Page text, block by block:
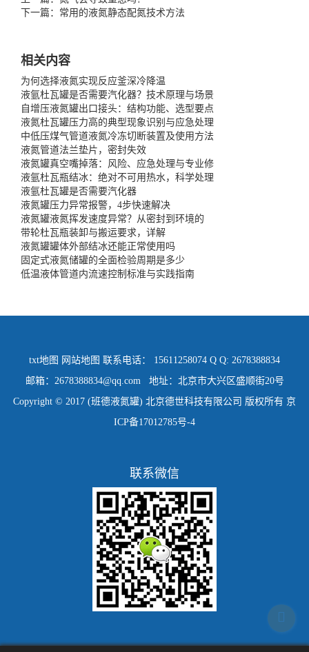
下一篇：常用的液氮静态配氮技术方法
相关内容
为何选择液氮实现反应釜深冷降温
液氩杜瓦罐是否需要汽化器？技术原理与场景
自增压液氮罐出口接头：结构功能、选型要点
液氮杜瓦罐压力高的典型现象识别与应急处理
中低压煤气管道液氮冷冻切断装置及使用方法
液氮管道法兰垫片，密封失效
液氮罐真空嘴掉落：风险、应急处理与专业修
液氩杜瓦瓶结冰：绝对不可用热水，科学处理
液氩杜瓦罐是否需要汽化器
液氮罐压力异常报警，4步快速解决
液氮罐液氮挥发速度异常？从密封到环境的
带轮杜瓦瓶装卸与搬运要求，详解
液氮罐罐体外部结冰还能正常使用吗
固定式液氮储罐的全面检验周期是多少
低温液体管道内流速控制标准与实践指南
txt地图 网站地图 联系电话： 15611258074 Q Q: 2678388834
邮箱：2678388834@qq.com 地址：北京市大兴区盛顺街20号
Copyright © 2017 (班德液氮罐) 北京德世科技有限公司 版权所有 京
ICP备17012785号-4
联系微信